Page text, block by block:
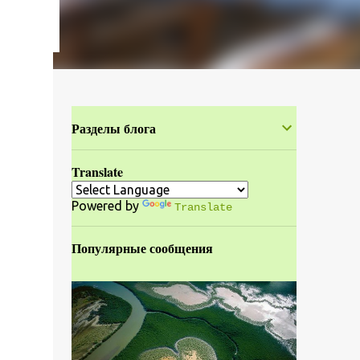
Разделы блога
Translate
Powered by Translate
Популярные сообщения